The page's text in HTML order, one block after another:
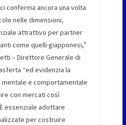
conferma ancora una volta
nelle dimensioni,
attrattivo per partner
come quelli giapponesi,”
– Direttore Generale di
“ed evidenzia la
e comportamentale
con mercati così
essenziale adottare
per costruire